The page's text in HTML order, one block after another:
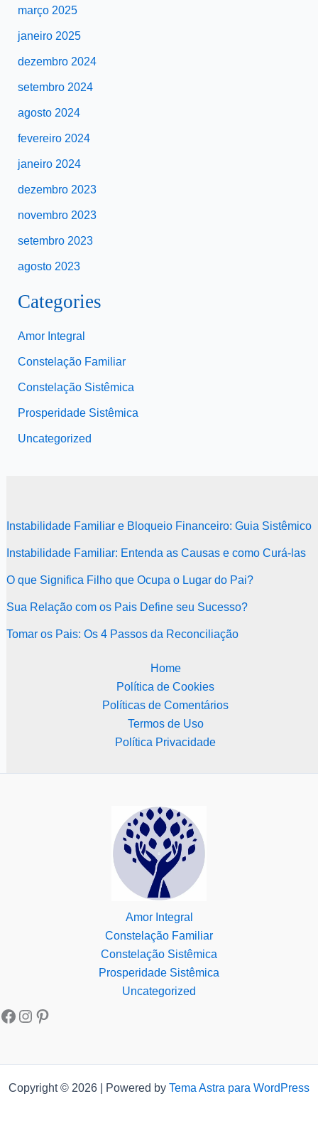
março 2025
janeiro 2025
dezembro 2024
setembro 2024
agosto 2024
fevereiro 2024
janeiro 2024
dezembro 2023
novembro 2023
setembro 2023
agosto 2023
Categories
Amor Integral
Constelação Familiar
Constelação Sistêmica
Prosperidade Sistêmica
Uncategorized
Instabilidade Familiar e Bloqueio Financeiro: Guia Sistêmico
Instabilidade Familiar: Entenda as Causas e como Curá-las
O que Significa Filho que Ocupa o Lugar do Pai?
Sua Relação com os Pais Define seu Sucesso?
Tomar os Pais: Os 4 Passos da Reconciliação
Home
Política de Cookies
Políticas de Comentários
Termos de Uso
Política Privacidade
Amor Integral
Constelação Familiar
Constelação Sistêmica
Prosperidade Sistêmica
Uncategorized
Copyright © 2026 | Powered by Tema Astra para WordPress